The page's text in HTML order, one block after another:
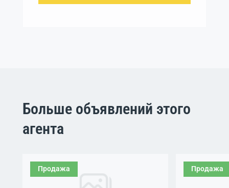
Больше объявлений этого
агента
Продажа Продажа